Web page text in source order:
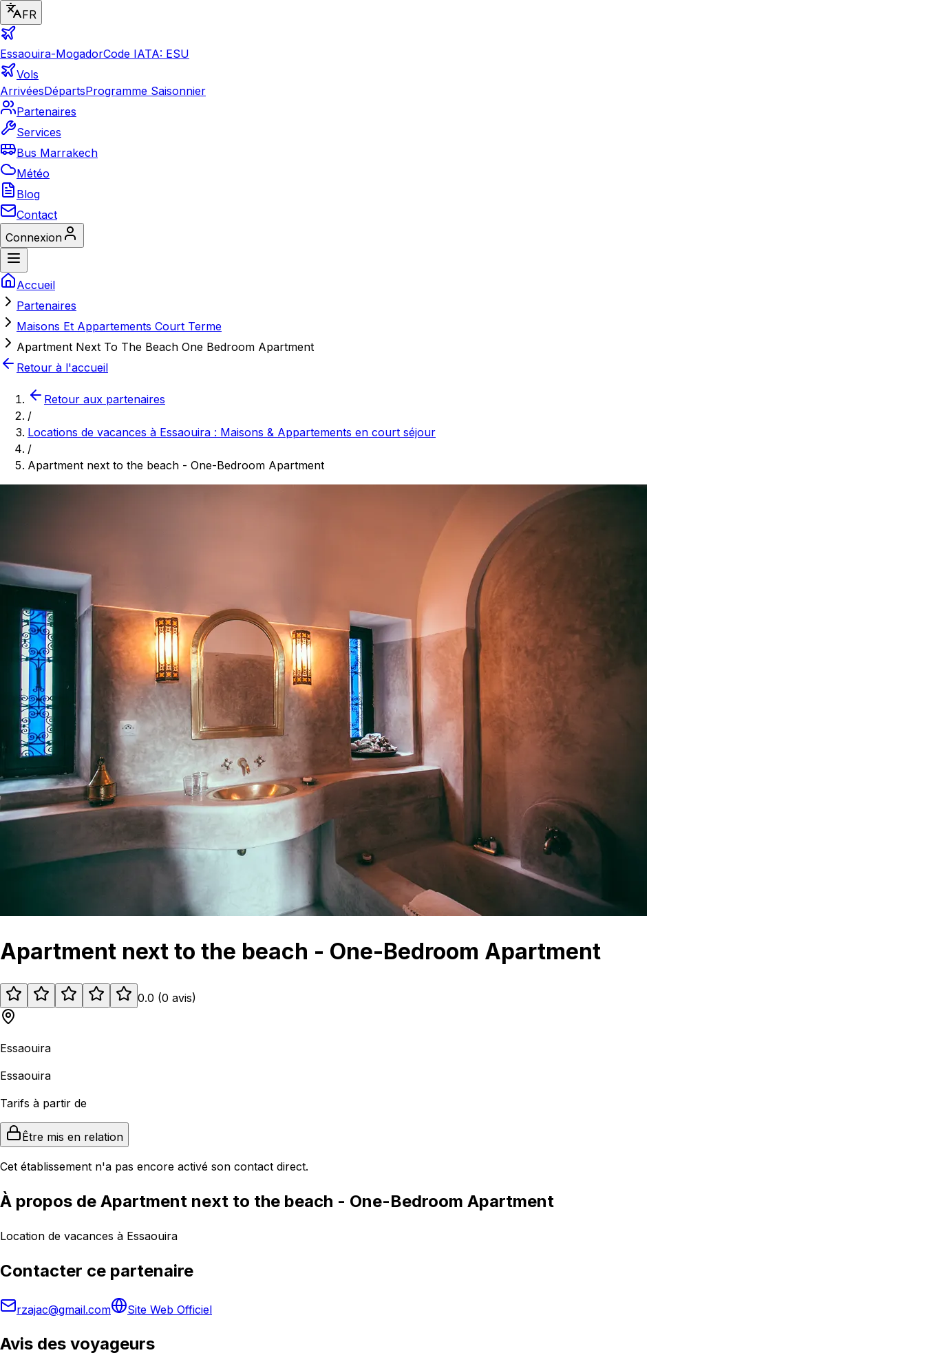
FR
Essaouira-MogadorCode IATA: ESU
Vols
ArrivéesDépartsProgramme Saisonnier
Partenaires
Services
Bus Marrakech
Météo
Blog
Contact
Connexion
Accueil
Partenaires
Maisons Et Appartements Court Terme
Apartment Next To The Beach One Bedroom Apartment
Retour à l'accueil
Retour aux partenaires
/
Locations de vacances à Essaouira : Maisons & Appartements en court séjour
/
Apartment next to the beach - One-Bedroom Apartment
Apartment next to the beach - One-Bedroom Apartment
0.0 (0 avis)
Essaouira
Essaouira
Tarifs à partir de
Être mis en relation
Cet établissement n'a pas encore activé son contact direct.
À propos de Apartment next to the beach - One-Bedroom Apartment
Location de vacances à Essaouira
Contacter ce partenaire
rzajac@gmail.com Site Web Officiel
Avis des voyageurs